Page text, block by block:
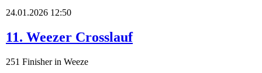
24.01.2026 12:50
11. Weezer Crosslauf
251 Finisher in Weeze